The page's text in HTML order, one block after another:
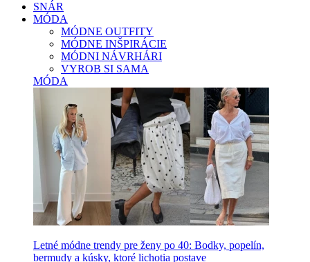
SNÁR
MÓDA
MÓDNE OUTFITY
MÓDNE INŠPIRÁCIE
MÓDNI NÁVRHÁRI
VYROB SI SAMA
MÓDA
Letné módne trendy pre ženy po 40: Bodky, popelín,
bermudy a kúsky, ktoré lichotia postave